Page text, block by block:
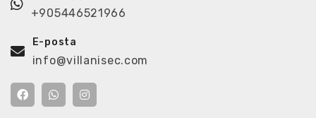
+905446521966
E-posta
info@villanisec.com